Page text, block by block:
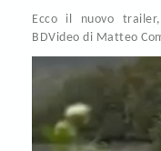
Ecco il nuovo
BDVideo di Matteo